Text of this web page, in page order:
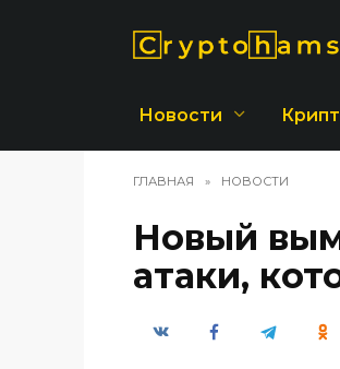
Новости
ГЛАВНАЯ » НОВОСТИ
Новый
атаки,